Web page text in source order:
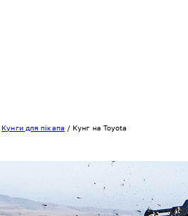
Кунги для пікапа / Кунг на Toyota